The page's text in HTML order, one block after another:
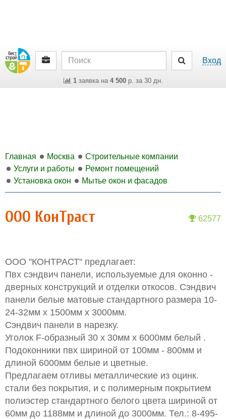
Вход
1заявка на 4 500р. за 30 дн.
Главная Москва
Строительные компании
Услуги и работы
Ремонт помещений
Установка окон
Мытье окон и фасадов
62577
ООО КонТраст
ООО "КОНТРАСТ" предлагает:
Пвх сэндвич панели, используемые для оконно -
дверных конструкций и отделки откосов. Сэндвич
панели белые матовые стандартного размера 10-
24-32мм х 1500мм х 3000мм.
Сэндвич панели в нарезку.
Уголок F-образный 30 х 30мм х 6000мм белый .
Подоконники пвх шириной от 100мм - 800мм и
длиной 6000мм белые и цветные.
Предлагаем отливы металлические из оцинк.
стали без покрытия, и с полимерным покрытием
полиэстер стандартного белого цвета шириной от
60мм до 1188мм и длиной до 3000мм. Тел.: 8-495-